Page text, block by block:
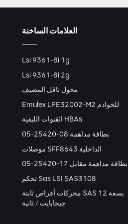
العلامات الساخنة
Lsi 9361-8i 1g
Lsi 9361-8i 2g
محول ناقل المضيف
Emulex LPE32002-M2 للخوادم
القنوات الليفية HBAs
بطاقة مداهمة 08-25420-05
موصلات SFF8643 الداخلية
بطاقة مداهمة مقابل 17-25420-05
تحكم Sas LSI SAS3108
محركات أقراص ثابتة SAS بسعة 12
جيجابايت / ثانية